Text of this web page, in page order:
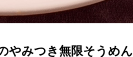
やみつき無限そうめん